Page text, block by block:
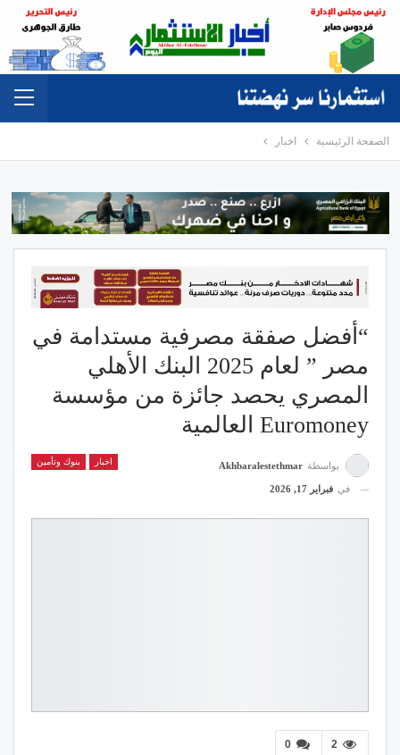
الصفحة الرئيسية اخبار
“أفضل صفقة مصرفية مستدامة في
مصر ” لعام 2025 البنك الأهلي
المصري يحصد جائزة من مؤسسة
Euromoney العالمية
اخبار بنوك وتأمين بواسطة Akhbaralestethmar
في فبراير 17, 2026
0 2